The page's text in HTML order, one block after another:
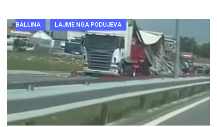
BALLINA LAJME NGA PODUJEVA